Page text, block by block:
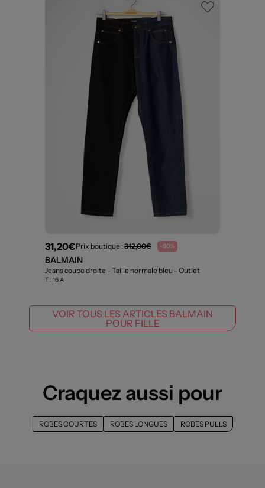
31,20€Prix boutique :312,00€ -90%
BALMAIN
Jeans coupe droite - Taille normale bleu - Outlet
T :16 A
VOIR TOUS LES ARTICLES BALMAIN
POUR FILLE
Craquez aussi pour
ROBES COURTES ROBES LONGUES ROBES PULLS